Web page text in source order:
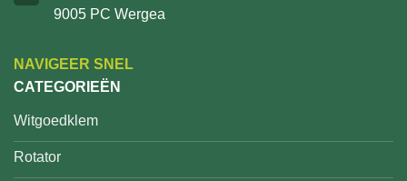
9005 PC Wergea
NAVIGEER SNEL
CATEGORIEËN
Witgoedklem
Rotator